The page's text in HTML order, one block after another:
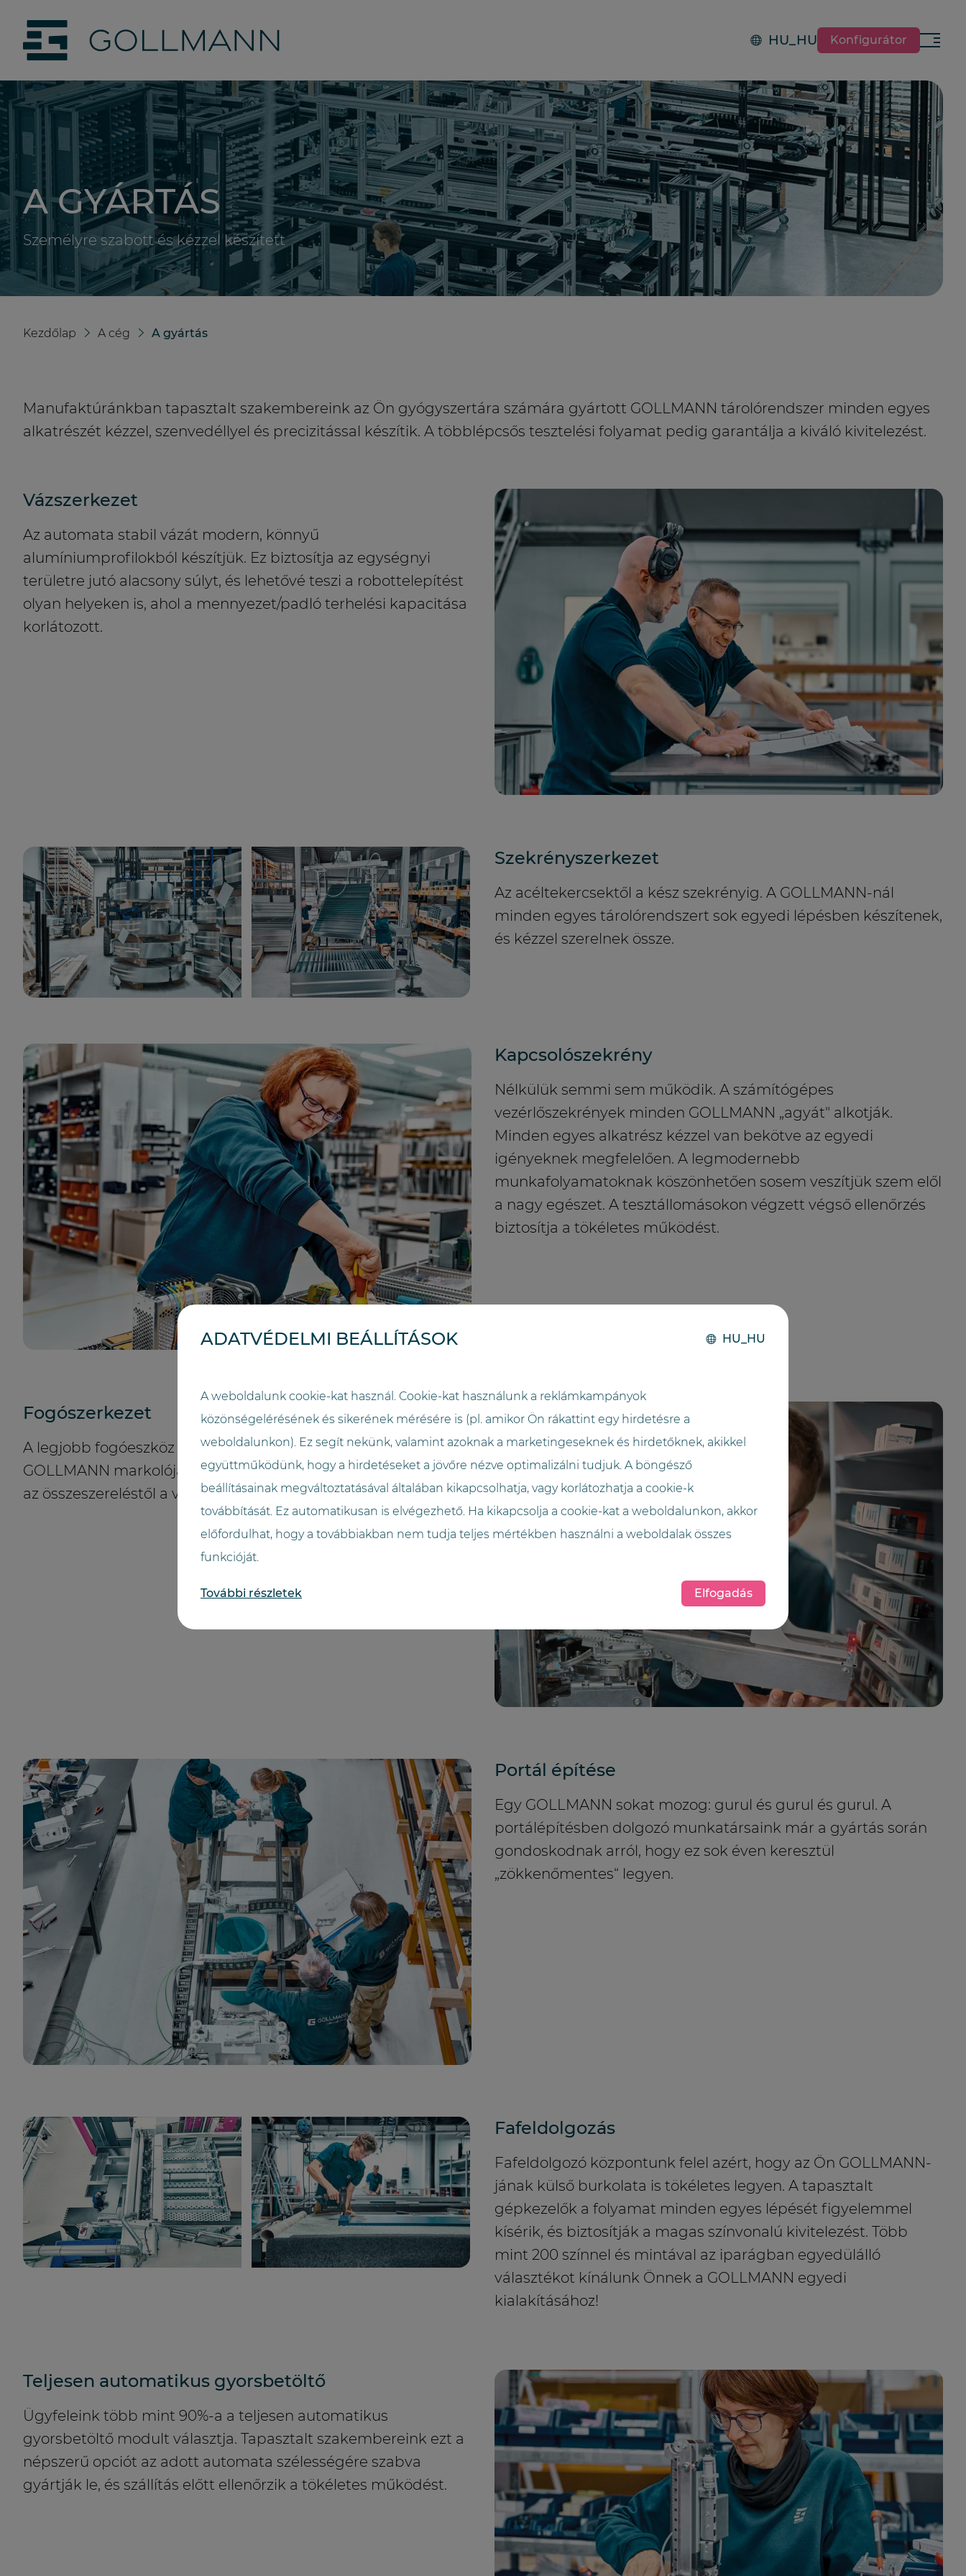
siteLogo
HU_HU Konfigurátor
Menü
A GYÁRTÁS
Személyre szabott és kézzel készített
Kezdőlap A cég A gyártás
Manufaktúránkban tapasztalt szakembereink az Ön gyógyszertára számára gyártott GOLLMANN tárolórendszer minden egyes
alkatrészét kézzel, szenvedéllyel és precizitással készítik. A többlépcsős tesztelési folyamat pedig garantálja a kiváló kivitelezést.
Vázszerkezet
Az automata stabil vázát modern, könnyű
alumíniumprofilokból készítjük. Ez biztosítja az egységnyi
területre jutó alacsony súlyt, és lehetővé teszi a robottelepítést
olyan helyeken is, ahol a mennyezet/padló terhelési kapacitása
korlátozott.
Szekrényszerkezet
Az acéltekercsektől a kész szekrényig. A GOLLMANN-nál
minden egyes tárolórendszert sok egyedi lépésben készítenek,
és kézzel szerelnek össze.
Kapcsolószekrény
Nélkülük semmi sem működik. A számítógépes
vezérlőszekrények minden GOLLMANN „agyát" alkotják.
Minden egyes alkatrész kézzel van bekötve az egyedi
igényeknek megfelelően. A legmodernebb
munkafolyamatoknak köszönhetően sosem veszítjük szem elől
a nagy egészet. A tesztállomásokon végzett végső ellenőrzés
biztosítja a tökéletes működést.
Fogószerkezet
A legjobb fogóeszköz az emberi kéz – a második legjobb a
GOLLMANN markolója. Itt abszolút pontosságra van szükség –
az összeszereléstől a végső finombeállításig.
Portál építése
Egy GOLLMANN sokat mozog: gurul és gurul és gurul. A
portálépítésben dolgozó munkatársaink már a gyártás során
gondoskodnak arról, hogy ez sok éven keresztül
„zökkenőmentes“ legyen.
Fafeldolgozás
Fafeldolgozó központunk felel azért, hogy az Ön GOLLMANN-
jának külső burkolata is tökéletes legyen. A tapasztalt
gépkezelők a folyamat minden egyes lépését figyelemmel
kísérik, és biztosítják a magas színvonalú kivitelezést. Több
mint 200 színnel és mintával az iparágban egyedülálló
választékot kínálunk Önnek a GOLLMANN egyedi
kialakításához!
Teljesen automatikus gyorsbetöltő
Ügyfeleink több mint 90%-a a teljesen automatikus
gyorsbetöltő modult választja. Tapasztalt szakembereink ezt a
népszerű opciót az adott automata szélességére szabva
gyártják le, és szállítás előtt ellenőrzik a tökéletes működést.
ADATVÉDELMI BEÁLLÍTÁSOK HU_HU
A weboldalunk cookie-kat használ. Cookie-kat használunk a reklámkampányok
közönségelérésének és sikerének mérésére is (pl. amikor Ön rákattint egy hirdetésre a
weboldalunkon). Ez segít nekünk, valamint azoknak a marketingeseknek és hirdetőknek, akikkel
együttműködünk, hogy a hirdetéseket a jövőre nézve optimalizálni tudjuk. A böngésző
beállításainak megváltoztatásával általában kikapcsolhatja, vagy korlátozhatja a cookie-k
továbbítását. Ez automatikusan is elvégezhető. Ha kikapcsolja a cookie-kat a weboldalunkon, akkor
előfordulhat, hogy a továbbiakban nem tudja teljes mértékben használni a weboldalak összes
funkcióját.
További részletek Elfogadás